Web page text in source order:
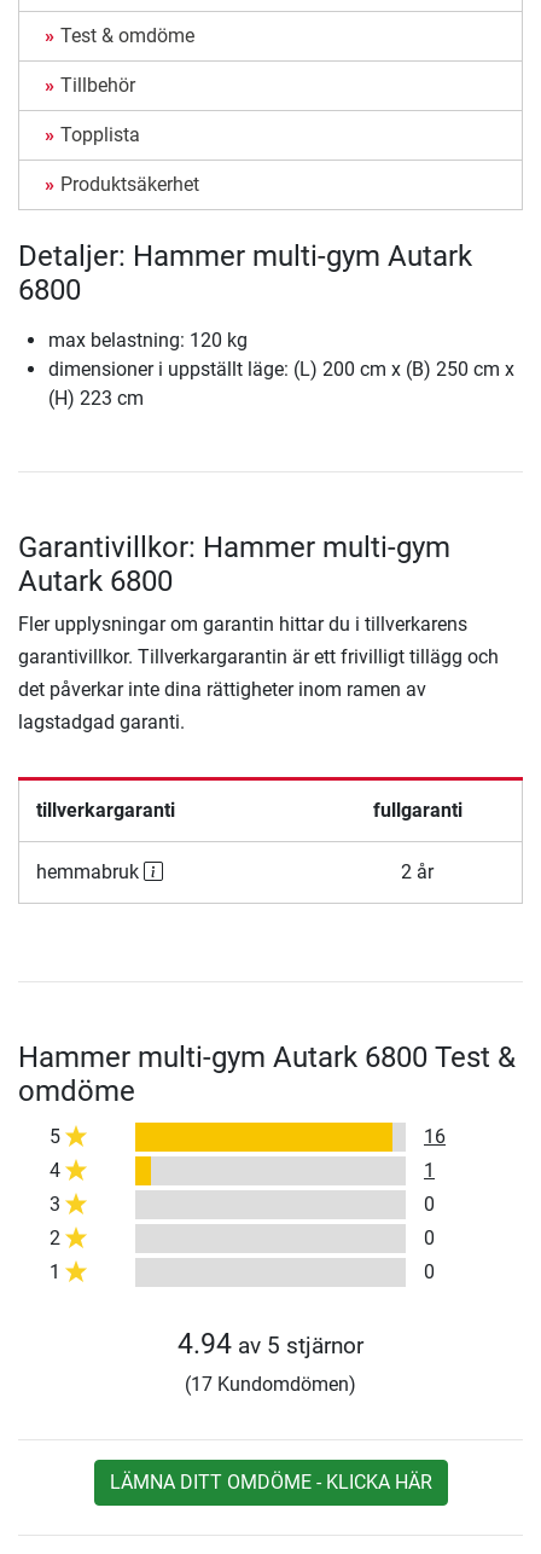
Test & omdöme
Tillbehör
Topplista
Produktsäkerhet
Detaljer: Hammer multi-gym Autark
6800
max belastning: 120 kg
dimensioner i uppställt läge: (L) 200 cm x (B) 250 cm x
(H) 223 cm
Garantivillkor: Hammer multi-gym
Autark 6800
Fler upplysningar om garantin hittar du i tillverkarens
garantivillkor. Tillverkargarantin är ett frivilligt tillägg och
det påverkar inte dina rättigheter inom ramen av
lagstadgad garanti.
tillverkargaranti fullgaranti
hemmabruk 2 år
Hammer multi-gym Autark 6800 Test &
omdöme
5
16
4
1
3
0
2
0
1
0
4.94 av 5 stjärnor
(17 Kundomdömen)
LÄMNA DITT OMDÖME - KLICKA HÄR